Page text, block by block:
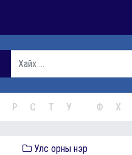
Р С Т У Ф Х
Улс орны нэр